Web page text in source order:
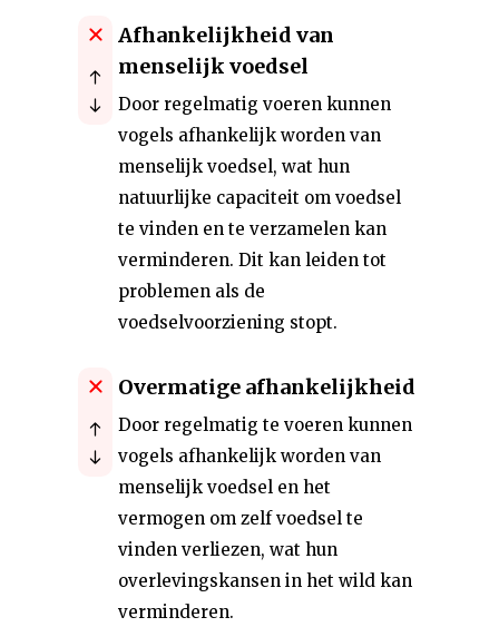
Afhankelijkheid van
menselijk voedsel
Door regelmatig voeren kunnen
vogels afhankelijk worden van
menselijk voedsel, wat hun
natuurlijke capaciteit om voedsel
te vinden en te verzamelen kan
verminderen. Dit kan leiden tot
problemen als de
voedselvoorziening stopt.
Overmatige afhankelijkheid
Door regelmatig te voeren kunnen
vogels afhankelijk worden van
menselijk voedsel en het
vermogen om zelf voedsel te
vinden verliezen, wat hun
overlevingskansen in het wild kan
verminderen.